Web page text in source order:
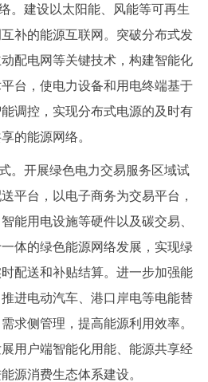
建设以太阳能、风能等可再生
补的能源互联网。突破分布式发
配电网等关键技术，构建智能化
台，使电力设备和用电终端基于
调控，实现分布式电源的及时有
的能源网络。
开展绿色电力交易服务区域试
平台，以电子商务为交易平台，
能用电设施等硬件以及碳交易、
体的绿色能源网络发展，实现绿
配送和补贴结算。进一步加强能
进电动汽车、港口岸电等电能替
求侧管理，提高能源利用效率。
用户端智能化用能、能源共享经
源消费生态体系建设。